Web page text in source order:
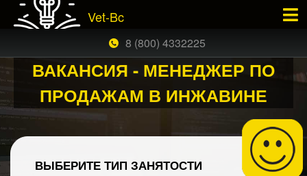
Vet-Bc
8 (800) 4332225
ВАКАНСИЯ - МЕНЕДЖЕР ПО
ПРОДАЖАМ В ИНЖАВИНЕ
ВЫБЕРИТЕ ТИП ЗАНЯТОСТИ
ЗАКАЗАТЬ БЕСПЛАТНЫЙ ЗВОНОК ×